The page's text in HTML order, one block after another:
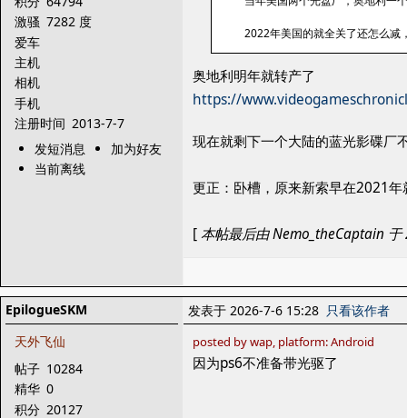
激骚 7282 度
爱车
主机
相机
手机
注册时间 2013-7-7
发短消息
加为好友
当前离线
2022年美国的就全关了还怎么减
奥地利明年就转产了
https://
现在就剩下一个大陆的蓝光影碟厂
更正：卧槽，原来新索早在2021
[本帖最后由 Nemo_theCaptain 于
EpilogueSKM
天外飞仙
帖子 10284
精华 0
积分 20127
发表于 2026-7-6 15:28 只看该作者
posted by wap, platform: Android
因为ps6不准备带光驱了